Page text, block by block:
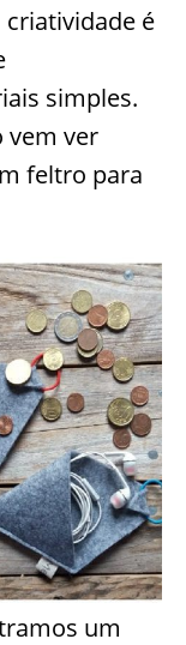
criatividade é
simples.
vem ver
feltro para
um